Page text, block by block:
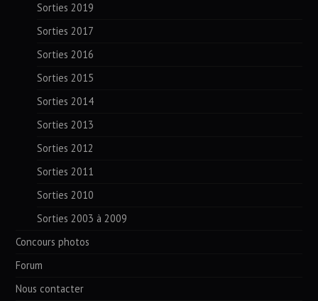
Sorties 2019
Sorties 2017
Sorties 2016
Sorties 2015
Sorties 2014
Sorties 2013
Sorties 2012
Sorties 2011
Sorties 2010
Sorties 2003 à 2009
Concours photos
Forum
Nous contacter